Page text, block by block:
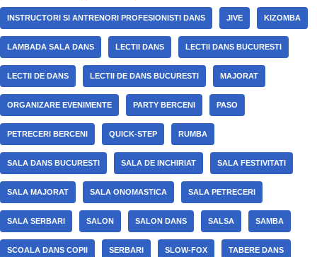
INSTRUCTORI SI ANTRENORI PROFESIONISTI DANS JIVE KIZOMBA
LAMBADA SALA DANS LECTII DANS LECTII DANS BUCURESTI
LECTII DE DANS LECTII DE DANS BUCURESTI MAJORAT
ORGANIZARE EVENIMENTE PARTY BERCENI PASO
PETRECERI BERCENI QUICK-STEP RUMBA
SALA DANS BUCURESTI SALA DE INCHIRIAT SALA FESTIVITATI
SALA MAJORAT SALA ONOMASTICA SALA PETRECERI
SALA SERBARI SALON SALON DANS SALSA SAMBA
SCOALA DANS COPII SERBARI SLOW-FOX TABERE DANS